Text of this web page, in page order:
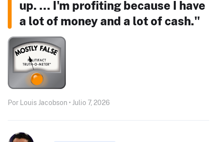
up. ... I'm profiting because I have
a lot of money and a lot of cash."
Por Louis Jacobson • Julio 7, 2026